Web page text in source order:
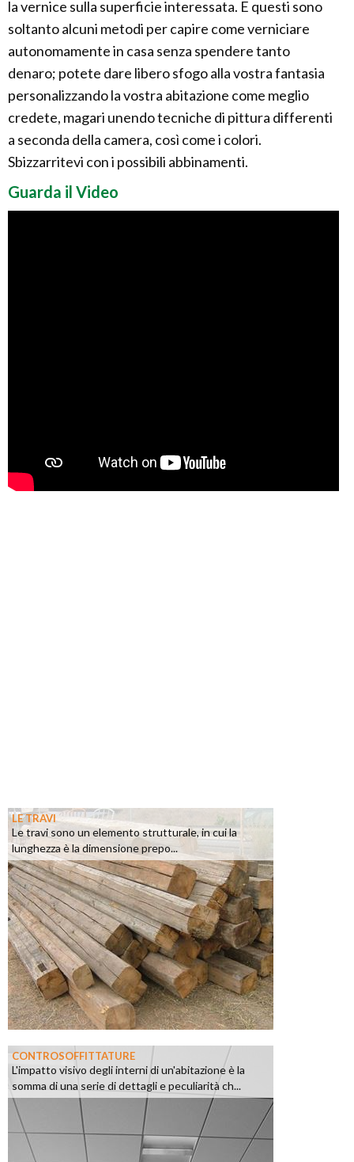
la vernice sulla superficie interessata. E questi sono
soltanto alcuni metodi per capire come verniciare
autonomamente in casa senza spendere tanto
denaro; potete dare libero sfogo alla vostra fantasia
personalizzando la vostra abitazione come meglio
credete, magari unendo tecniche di pittura differenti
a seconda della camera, così come i colori.
Sbizzarritevi con i possibili abbinamenti.
Guarda il Video
LE TRAVI
Le travi sono un elemento strutturale, in cui la
lunghezza è la dimensione prepo...
CONTROSOFFITTATURE
L'impatto visivo degli interni di un'abitazione è la
somma di una serie di dettagli e peculiarità ch...